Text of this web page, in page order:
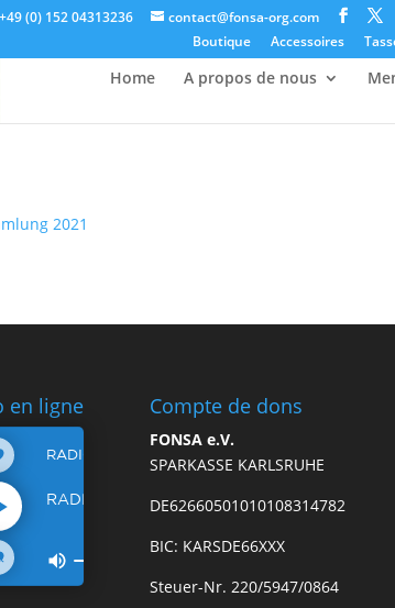
(0) 152 04313236
contact@fonsa-org.com
Boutique
Accessoires
Home A propos de nous
2021
en ligne Compte de dons
FONSA e.V.
SPARKASSE KARLSRUHE
DE62660501010108314782
BIC: KARSDE66XXX
Steuer-Nr. 220/5947/0864